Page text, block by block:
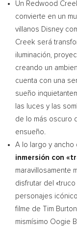
Un Redwood
convierte en un
villanos Disney
Creek será
iluminación,
creando un
cuenta con una
sueño
las luces y las
de lo más oscuro
ensueño.
A lo largo y ancho
inmersión con
maravillosamente
disfrutar del
personajes
filme de
Tim Burton
mismísimo Oogie